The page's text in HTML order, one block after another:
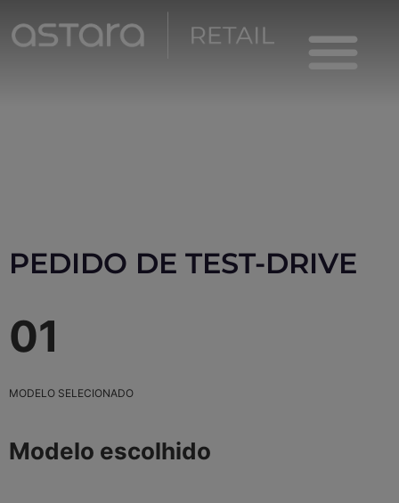
PEDIDO DE TEST-DRIVE
01
MODELO SELECIONADO
Modelo escolhido